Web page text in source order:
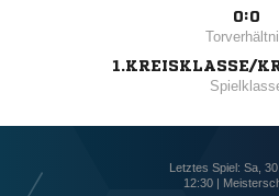
0:0
1.KREISKLASSE/
Letztes Spiel: Sa,
12:30 |